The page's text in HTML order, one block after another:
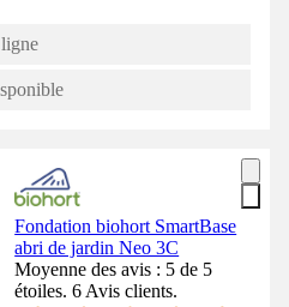
Fondation biohort SmartBase
abri de jardin Neo 3C
Moyenne des avis : 5 de 5
étoiles. 6 Avis clients.